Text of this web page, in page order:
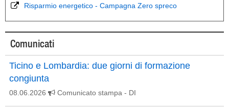
Risparmio energetico - Campagna Zero spreco
Comunicati
Ticino e Lombardia: due giorni di formazione
congiunta
08.06.2026 Comunicato stampa - DI